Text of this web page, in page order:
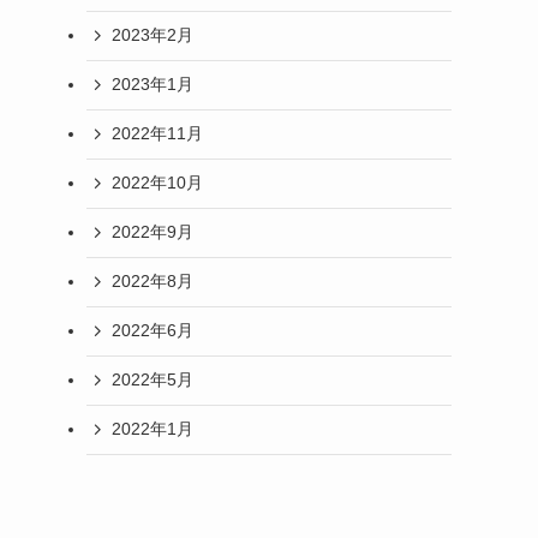
2023年2月
2023年1月
2022年11月
2022年10月
2022年9月
2022年8月
2022年6月
2022年5月
2022年1月